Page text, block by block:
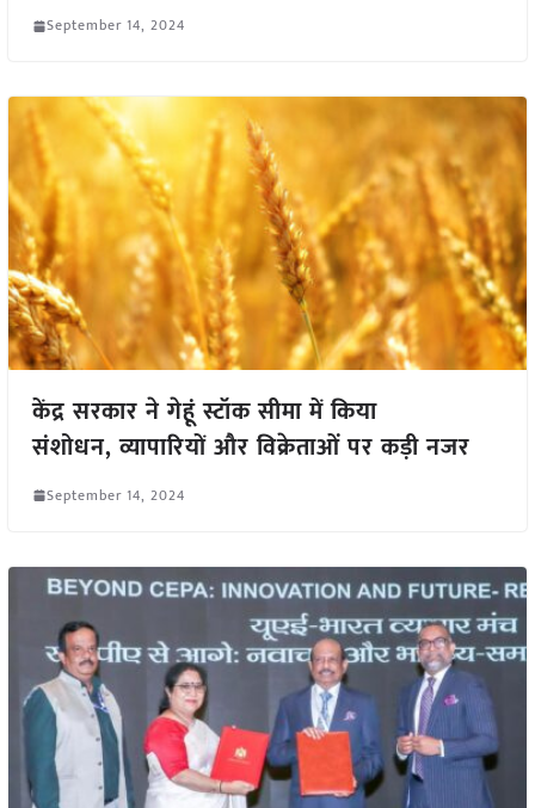
September 14, 2024
केंद्र सरकार ने गेहूं स्टॉक सीमा में किया
संशोधन, व्यापारियों और विक्रेताओं पर कड़ी नजर
September 14, 2024